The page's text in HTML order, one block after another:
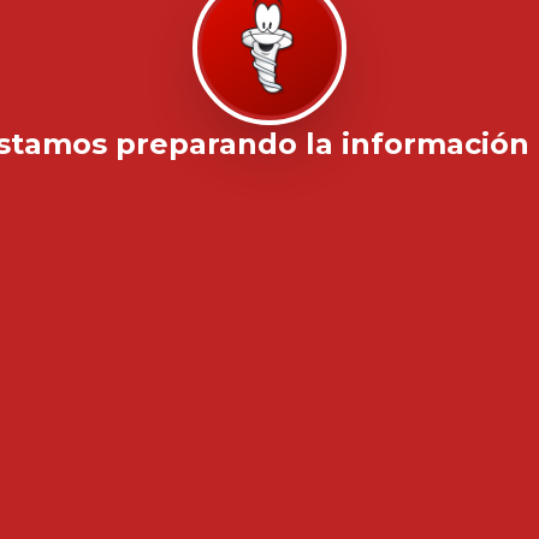
preparando la información